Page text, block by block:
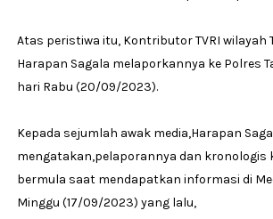
Atas peristiwa itu, Kontributor TVRI wilayah
Harapan Sagala melaporkannya ke Polres
hari Rabu (20/09/2023).
Kepada sejumlah awak media,Harapan
mengatakan,pelaporannya dan kronologis
bermula saat mendapatkan informasi di
Minggu (17/09/2023) yang lalu,